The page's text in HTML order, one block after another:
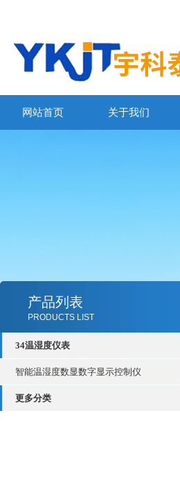
网站首页 关于我们
产品列表
PRODUCTS LIST
34温湿度仪表
智能温湿度数显数字显示控制仪
更多分类